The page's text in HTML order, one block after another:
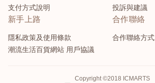
支付方式說明
投訴與建議
新手上路
隱私政策及使用條款
潮流生活百貨網站 用戶協議
合作聯絡
合作聯絡方式
Copyright ©2018 ICMARTS